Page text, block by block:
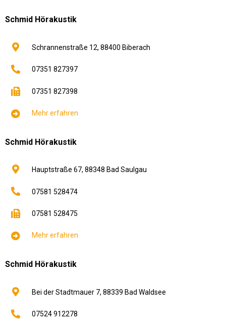
Schmid Hörakustik
Schrannenstraße 12, 88400 Biberach
07351 827397
07351 827398
Mehr erfahren
Schmid Hörakustik
Hauptstraße 67, 88348 Bad Saulgau
07581 528474
07581 528475
Mehr erfahren
Schmid Hörakustik
Bei der Stadtmauer 7, 88339 Bad Waldsee
07524 912278